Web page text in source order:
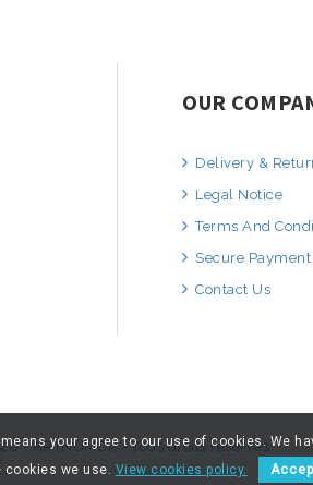
OUR
Delivery &
Legal Notice
Terms And
Secure Payment
Contact Us
- ARTNUMOR - Tous droits réservés
your agree to our use of cookies. We
cookies we use. View cookies policy.